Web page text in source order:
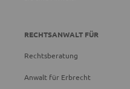
RECHTSANWALT FÜR
Rechtsberatung
Anwalt für Erbrecht